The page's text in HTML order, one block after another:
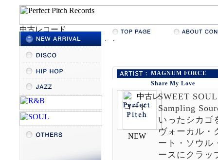
MAGNUM FORCE
Share My Love
SWEET
Sampling
いったシカゴ
ヴォーカル・
ート・ソウル
ースにクラッ